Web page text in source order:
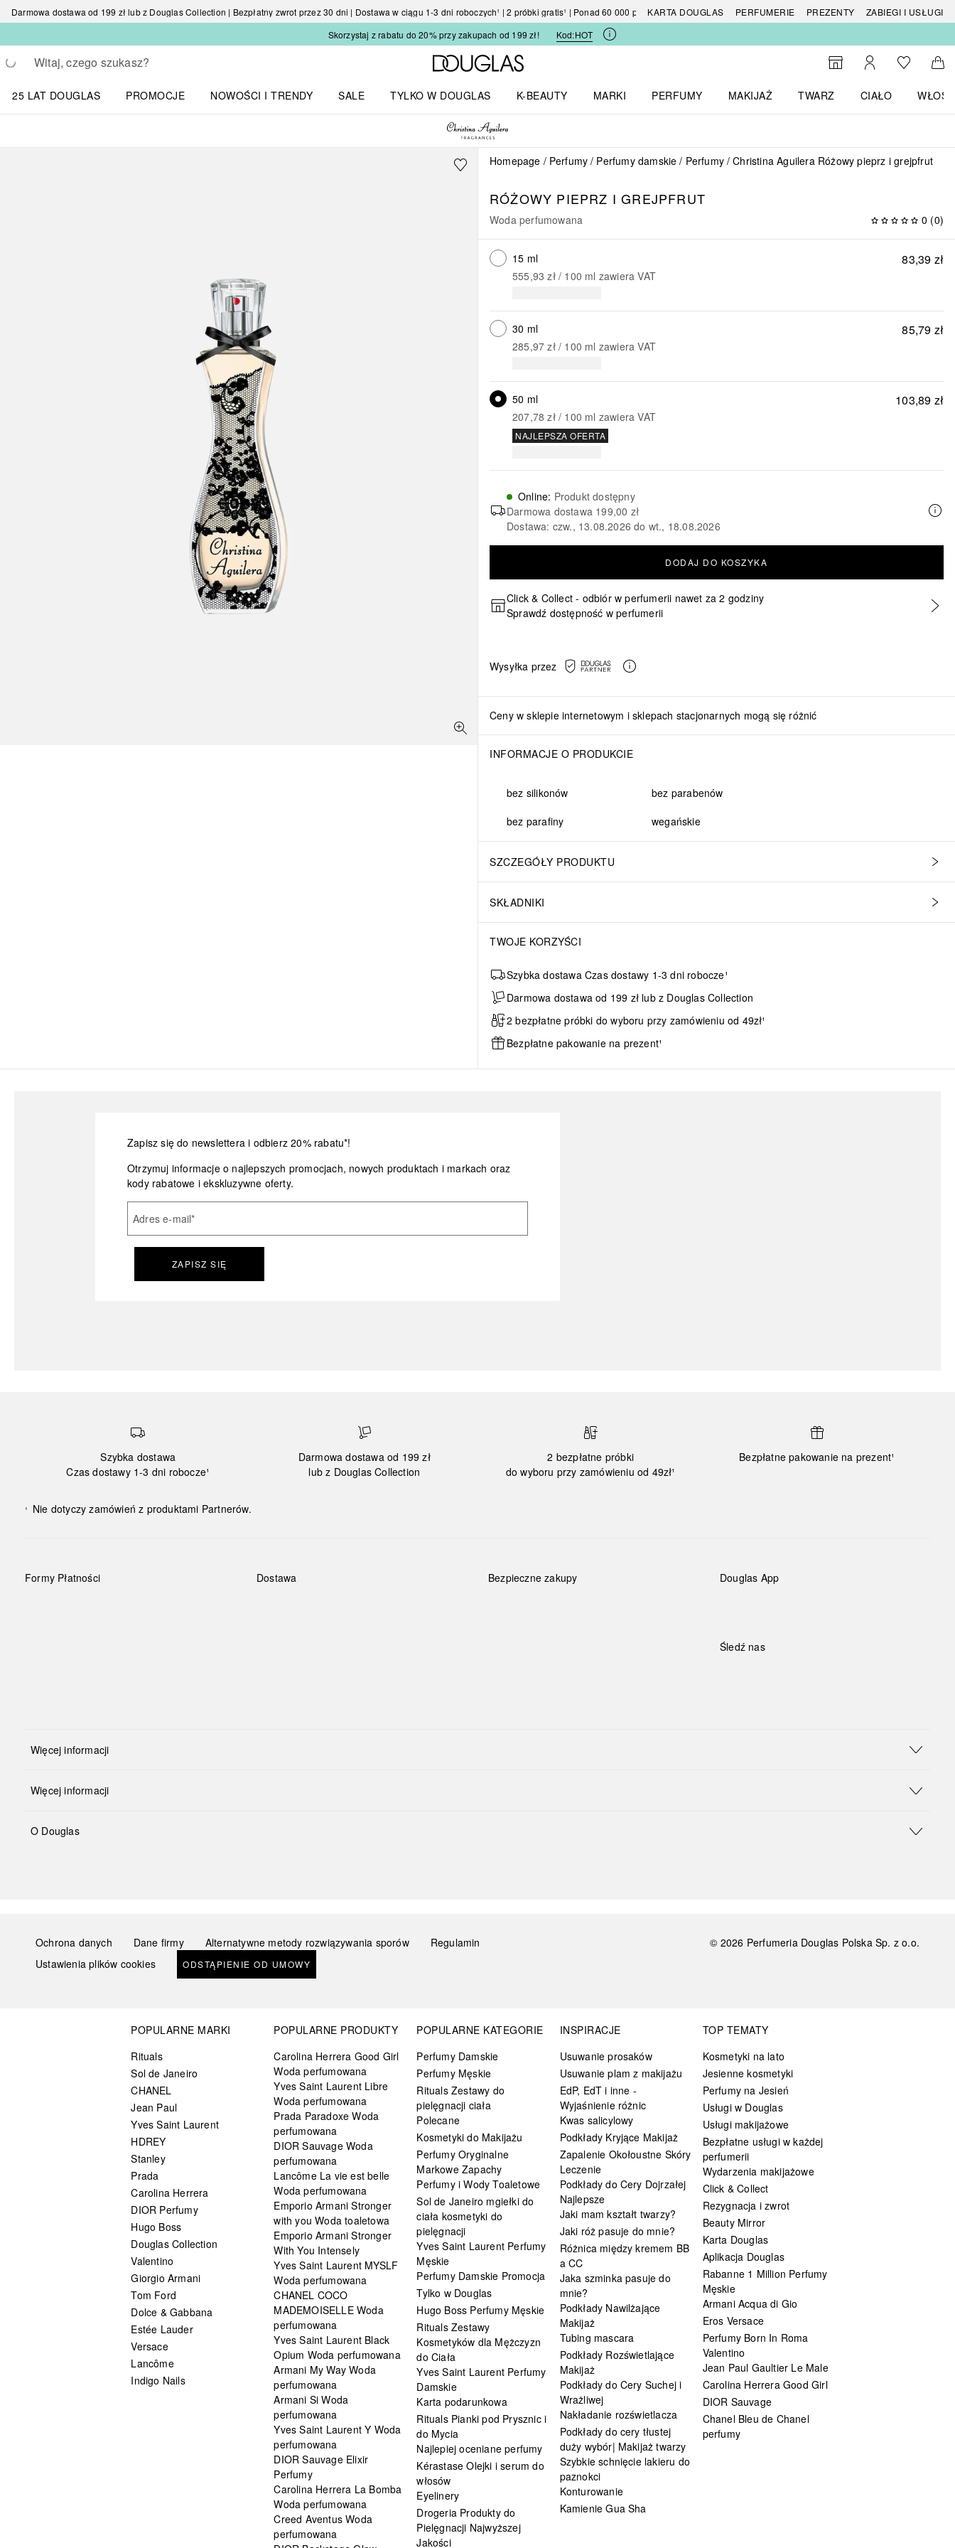
Darmowa dostawa od 199 zł lub z Douglas Collection | Bezpłatny zwrot przez 30 dni | Dostawa w ciągu 1-3 dni roboczych¹ | 2 próbki gratis¹ | Ponad 60 000 produktówKARTA DOUGLAS PERFUMERIE PREZENTY
ZABIEGI I USŁUGI
Skorzystaj z rabatu do 20% przy zakupach od 199 zł!
Kod:HOT
Wracać
Wykonaj wyszukiwanie
Strona główna Douglas
Do wyszukiwarki
Moje kontoDo listyDo
25 LAT DOUGLAS
PROMOCJE
NOWOŚCI I TRENDY
SALE
TYLKO W DOUGLAS
K-BEAUTY
MARKI
PERFUMY
MAKIJAŻ
TWARZ
CIAŁO
WŁOSY
Homepage Perfumy Perfumy damskie Perfumy Christina Aguilera Różowy pieprz i grejpfrut
RÓŻOWY PIEPRZ I GREJPFRUT
Woda perfumowana 0 (0)
83,39 zł
15 ml
555,93 zł / 100 ml zawiera VAT
85,79 zł
30 ml
285,97 zł / 100 ml zawiera VAT
103,89 zł
50 ml
207,78 zł / 100 ml zawiera VAT
NAJLEPSZA OFERTA
Online: Produkt dostępny
Darmowa dostawa 199,00 zł
Dostawa: czw., 13.08.2026 do wt., 18.08.2026
DODAJ DO KOSZYKA
Click & Collect - odbiór w perfumerii nawet za 2 godziny
Sprawdź dostępność w perfumerii
Wysyłka przez
Ceny w sklepie internetowym i sklepach stacjonarnych mogą się różnić
INFORMACJE O PRODUKCIE
bez silikonów
bez parabenów
bez parafiny
wegańskie
SZCZEGÓŁY PRODUKTU
SKŁADNIKI
TWOJE KORZYŚCI
Szybka dostawa Czas dostawy 1-3 dni robocze¹
Darmowa dostawa od 199 zł lub z Douglas Collection
2 bezpłatne próbki do wyboru przy zamówieniu od 49zł¹
Bezpłatne pakowanie na prezent¹
Zapisz się do newslettera i odbierz 20% rabatu*!
Otrzymuj informacje o najlepszych promocjach, nowych produktach i markach oraz
kody rabatowe i ekskluzywne oferty.
Adres e-mail*
ZAPISZ SIĘ
Szybka dostawa
Czas dostawy 1-3 dni robocze¹
Darmowa dostawa od 199 zł
lub z Douglas Collection
2 bezpłatne próbki
do wyboru przy zamówieniu od 49zł¹
Bezpłatne pakowanie na prezent¹
¹ Nie dotyczy zamówień z produktami Partnerów.
Formy Płatności Dostawa Bezpieczne zakupy Douglas App
Śledź nas
Więcej informacji
Więcej informacji
O Douglas
Ochrona danych Dane firmy Alternatywne metody rozwiązywania sporów
Regulamin
Ustawienia plików cookies
ODSTĄPIENIE OD UMOWY
© 2026 Perfumeria Douglas Polska Sp. z o.o.
POPULARNE MARKI
Rituals
Sol de Janeiro
CHANEL
Jean Paul
Yves Saint Laurent
HDREY
Stanley
Prada
Carolina Herrera
DIOR Perfumy
Hugo Boss
Douglas Collection
Valentino
Giorgio Armani
Tom Ford
Dolce & Gabbana
Estée Lauder
Versace
Lancôme
Indigo Nails
POPULARNE PRODUKTY
Carolina Herrera Good Girl
Woda perfumowana
Yves Saint Laurent Libre
Woda perfumowana
Prada Paradoxe Woda
perfumowana
DIOR Sauvage Woda
perfumowana
Lancôme La vie est belle
Woda perfumowana
Emporio Armani Stronger
with you Woda toaletowa
Emporio Armani Stronger
With You Intensely
Yves Saint Laurent MYSLF
Woda perfumowana
CHANEL COCO
MADEMOISELLE Woda
perfumowana
Yves Saint Laurent Black
Opium Woda perfumowana
Armani My Way Woda
perfumowana
Armani Si Woda
perfumowana
Yves Saint Laurent Y Woda
perfumowana
DIOR Sauvage Elixir
Perfumy
Carolina Herrera La Bomba
Woda perfumowana
Creed Aventus Woda
perfumowana
POPULARNE KATEGORIE
Perfumy Damskie
Perfumy Męskie
Rituals Zestawy do
pielęgnacji ciała
Polecane
Kosmetyki do Makijażu
Perfumy Oryginalne
Markowe Zapachy
Perfumy i Wody Toaletowe
Sol de Janeiro mgiełki do
ciała kosmetyki do
pielęgnacji
Yves Saint Laurent Perfumy
Męskie
Perfumy Damskie Promocja
Tylko w Douglas
Hugo Boss Perfumy Męskie
Rituals Zestawy
Kosmetyków dla Mężczyzn
do Ciała
Yves Saint Laurent Perfumy
Damskie
Karta podarunkowa
Rituals Pianki pod Prysznic i
do Mycia
Najlepiej oceniane perfumy
Kérastase Olejki i serum do
włosów
Eyelinery
Drogeria Produkty do
Pielęgnacji Najwyższej
Jakości
INSPIRACJE
Usuwanie prosaków
Usuwanie plam z makijażu
EdP, EdT i inne -
Wyjaśnienie różnic
Kwas salicylowy
Podkłady Kryjące Makijaż
Zapalenie Okołoustne Skóry
Leczenie
Podkłady do Cery Dojrzałej
Najlepsze
Jaki mam kształt twarzy?
Jaki róż pasuje do mnie?
Różnica między kremem BB
a CC
Jaka szminka pasuje do
mnie?
Podkłady Nawilżające
Makijaż
Tubing mascara
Podkłady Rozświetlające
Makijaż
Podkłady do Cery Suchej i
Wrażliwej
Nakładanie rozświetlacza
Podkłady do cery tłustej
duży wybór| Makijaż twarzy
Szybkie schnięcie lakieru do
paznokci
Konturowanie
Kamienie Gua Sha
TOP TEMATY
Kosmetyki na lato
Jesienne kosmetyki
Perfumy na Jesień
Usługi w Douglas
Usługi makijażowe
Bezpłatne usługi w każdej
perfumerii
Wydarzenia makijażowe
Click & Collect
Rezygnacja i zwrot
Beauty Mirror
Karta Douglas
Aplikacja Douglas
Rabanne 1 Million Perfumy
Męskie
Armani Acqua di Gio
Eros Versace
Perfumy Born In Roma
Valentino
Jean Paul Gaultier Le Male
Carolina Herrera Good Girl
DIOR Sauvage
Chanel Bleu de Chanel
perfumy